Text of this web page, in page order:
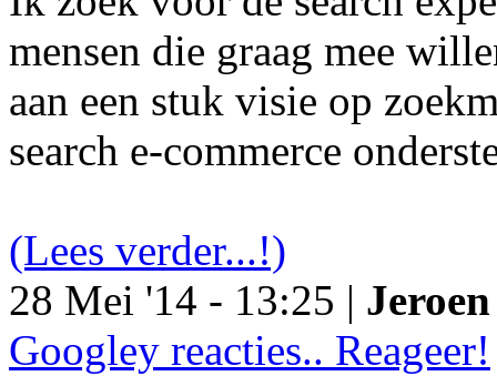
mensen die graag mee
aan een stuk visie op
search e-commerce
(Lees verder...!)
28 Mei '14 - 13:25 |
Googley reacties.. Reageer!